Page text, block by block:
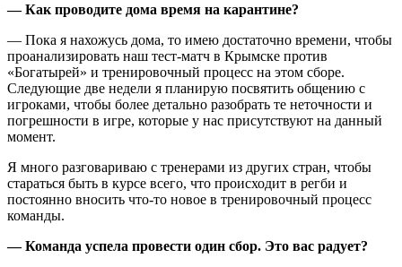
— Как проводите дома время на карантине?
— Пока я нахожусь дома, то имею достаточно времени, чтобы
проанализировать наш тест-матч в Крымске против
«Богатырей» и тренировочный процесс на этом сборе.
Следующие две недели я планирую посвятить общению с
игроками, чтобы более детально разобрать те неточности и
погрешности в игре, которые у нас присутствуют на данный
момент.
Я много разговариваю с тренерами из других стран, чтобы
стараться быть в курсе всего, что происходит в регби и
постоянно вносить что-то новое в тренировочный процесс
команды.
— Команда успела провести один сбор. Это вас радует?